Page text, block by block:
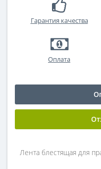
Гарантия качества
Оплата
Лента блестящая для